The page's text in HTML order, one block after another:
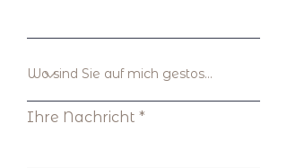
Ihre Nachricht